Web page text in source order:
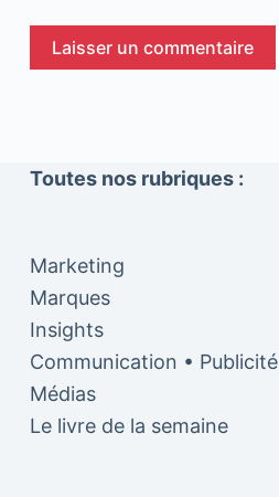
Laisser un commentaire
Toutes nos rubriques :
Marketing
Marques
Insights
Communication • Publicité
Médias
Le livre de la semaine